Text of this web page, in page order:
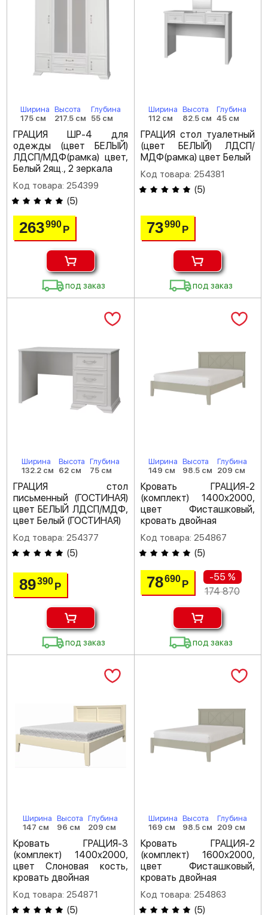
Ширина
175 см
Высота
217.5 см
Глубина
55 см
ГРАЦИЯ ШР-4 для
одежды (цвет БЕЛЫЙ)
ЛДСП/МДФ(рамка) цвет,
Белый 2ящ., 2 зеркала
Код товара: 254399
(5)
263990Р
под заказ
Ширина
112 см
Высота
82.5 см
Глубина
45 см
ГРАЦИЯ стол туалетный
(цвет БЕЛЫЙ) ЛДСП/
МДФ(рамка) цвет Белый
Код товара: 254381
(5)
73990 Р
под заказ
Ширина
132.2 см
Высота
62 см
Глубина
75 см
ГРАЦИЯ стол
письменный (ГОСТИНАЯ)
цвет БЕЛЫЙ ЛДСП/МДФ,
цвет Белый (ГОСТИНАЯ)
Код товара: 254377
(5)
89390Р
под заказ
Ширина
149 см
Высота
98.5 см
Глубина
209 см
Кровать ГРАЦИЯ-2
(комплект) 1400х2000,
цвет Фисташковый,
кровать двойная
Код товара: 254867
(5)
78690 Р
-55 %
174 870
под заказ
Ширина
147 см
Высота
96 см
Глубина
209 см
Кровать ГРАЦИЯ-3
(комплект) 1400х2000,
цвет Слоновая кость,
кровать двойная
Код товара: 254871
(5)
Ширина
169 см
Высота
98.5 см
Глубина
209 см
Кровать ГРАЦИЯ-2
(комплект) 1600х2000,
цвет Фисташковый,
кровать двойная
Код товара: 254863
(5)